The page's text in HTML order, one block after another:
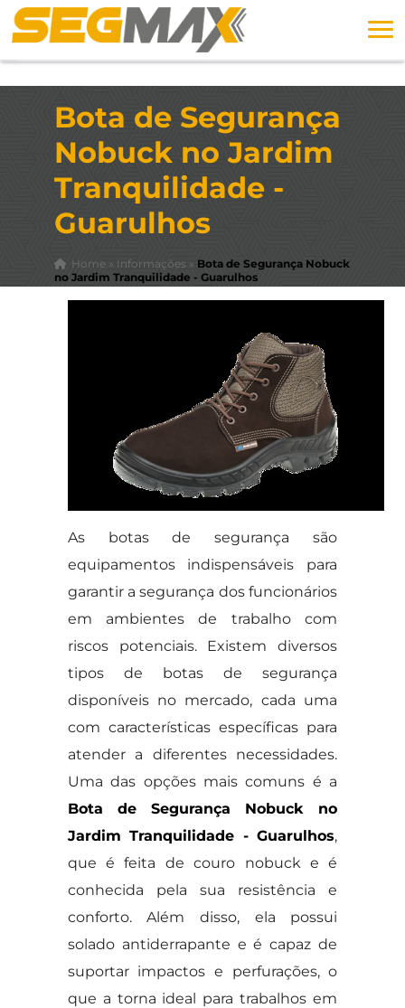
Bota de Segurança
Nobuck no Jardim
Tranquilidade -
Guarulhos
Home» Informações » Bota de Segurança Nobuck
no Jardim Tranquilidade - Guarulhos
As botas de segurança são
equipamentos indispensáveis para
garantir a segurança dos funcionários
em ambientes de trabalho com
riscos potenciais. Existem diversos
tipos de botas de segurança
disponíveis no mercado, cada uma
com características específicas para
atender a diferentes necessidades.
Uma das opções mais comuns é a
Bota de Segurança Nobuck no
Jardim Tranquilidade - Guarulhos,
que é feita de couro nobuck e é
conhecida pela sua resistência e
conforto. Além disso, ela possui
solado antiderrapante e é capaz de
suportar impactos e perfurações, o
que a torna ideal para trabalhos em